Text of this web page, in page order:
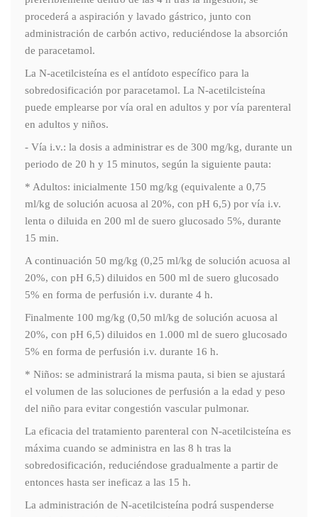
procederá a aspiración y lavado gástrico, junto con
administración de carbón activo, reduciéndose la absorción
de paracetamol.
La N-acetilcisteína es el antídoto específico para la
sobredosificación por paracetamol. La N-acetilcisteína
puede emplearse por vía oral en adultos y por vía parenteral
en adultos y niños.
- Vía i.v.: la dosis a administrar es de 300 mg/kg, durante un
periodo de 20 h y 15 minutos, según la siguiente pauta:
* Adultos: inicialmente 150 mg/kg (equivalente a 0,75
ml/kg de solución acuosa al 20%, con pH 6,5) por vía i.v.
lenta o diluida en 200 ml de suero glucosado 5%, durante
15 min.
A continuación 50 mg/kg (0,25 ml/kg de solución acuosa al
20%, con pH 6,5) diluidos en 500 ml de suero glucosado
5% en forma de perfusión i.v. durante 4 h.
Finalmente 100 mg/kg (0,50 ml/kg de solución acuosa al
20%, con pH 6,5) diluidos en 1.000 ml de suero glucosado
5% en forma de perfusión i.v. durante 16 h.
* Niños: se administrará la misma pauta, si bien se ajustará
el volumen de las soluciones de perfusión a la edad y peso
del niño para evitar congestión vascular pulmonar.
La eficacia del tratamiento parenteral con N-acetilcisteína es
máxima cuando se administra en las 8 h tras la
sobredosificación, reduciéndose gradualmente a partir de
entonces hasta ser ineficaz a las 15 h.
La administración de N-acetilcisteína podrá suspenderse